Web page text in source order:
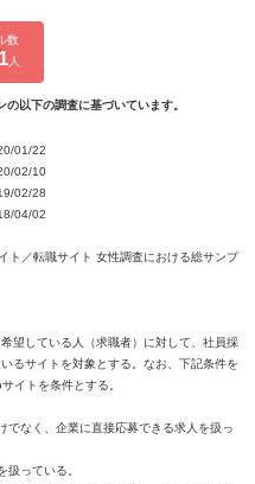
数
人
以下の調査に基づいています。
01/22
02/10
02/28
04/02
ト／転職サイト 女性調査における総サンプ
望している人（求職者）に対して、社員採
るサイトを対象とする。なお、下記条件を
イトを条件とする。
でなく、企業に直接応募できる求人を扱っ
扱っている。